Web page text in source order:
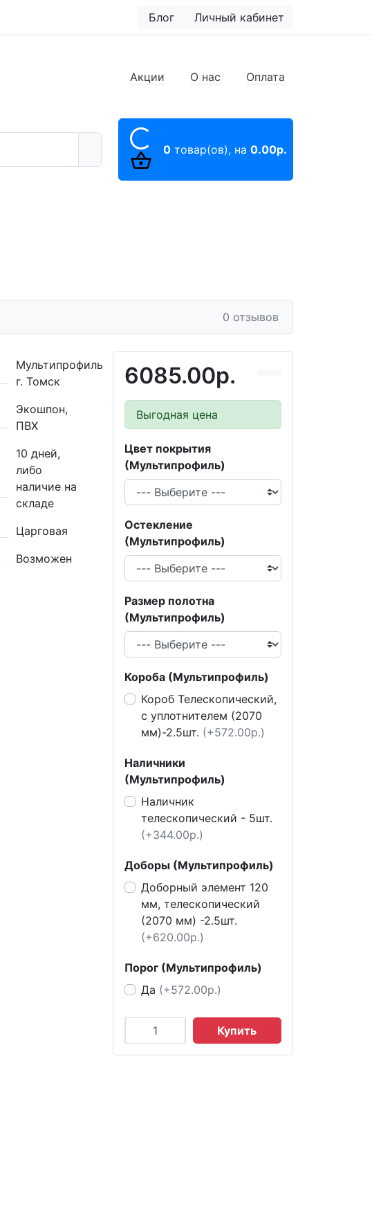
Блог Личный кабинет
Акции О нас Оплата
0 товар(ов), на 0.00р.
0 отзывов
6085.00р.
Выгодная цена
Цвет покрытия
(Мультипрофиль)
Остекление
(Мультипрофиль)
Размер полотна
(Мультипрофиль)
Короба (Мультипрофиль)
Короб Телескопический,
с уплотнителем (2070
мм)-2.5шт. (+572.00р.)
Наличники
(Мультипрофиль)
Наличник
телескопический - 5шт.
(+344.00р.)
Доборы (Мультипрофиль)
Доборный элемент 120
мм, телескопический
(2070 мм) -2.5шт.
(+620.00р.)
Порог (Мультипрофиль)
Да (+572.00р.)
Купить
Мультипрофиль
г. Томск
Экошпон,
ПВХ
10 дней,
либо
наличие на
складе
Царговая
Возможен